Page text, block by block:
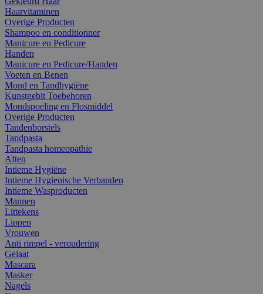
Haarvitaminen
Overige Producten
Shampoo en conditionner
Manicure en Pedicure
Handen
Manicure en Pedicure/Handen
Voeten en Benen
Mond en Tandhygiëne
Kunstgebit Toebehoren
Mondspoeling en Flosmiddel
Overige Producten
Tandenborstels
Tandpasta
Tandpasta homeopathie
Aften
Intieme Hygiëne
Intieme Hygienische Verbanden
Intieme Wasproducten
Mannen
Littekens
Lippen
Vrouwen
Anti rimpel - veroudering
Gelaat
Mascara
Masker
Nagels